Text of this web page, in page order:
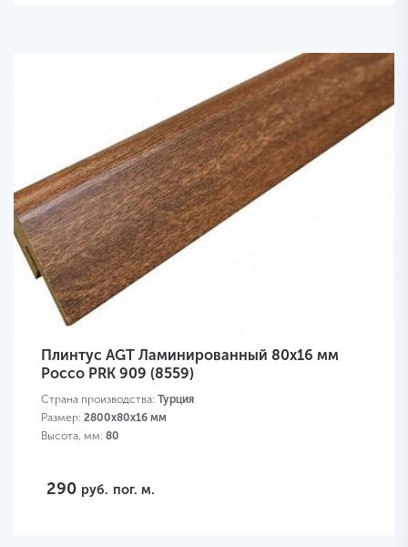
Плинтус AGT Ламинированный 80х16 мм
Россо PRK 909 (8559)
Страна производства: Турция
Размер: 2800х80х16 мм
Высота, мм: 80
290 руб. пог. м.